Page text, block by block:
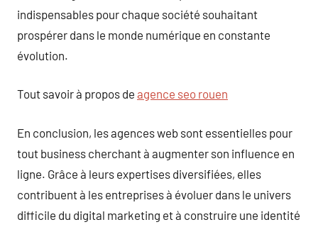
indispensables pour chaque société souhaitant
prospérer dans le monde numérique en constante
évolution.
Tout savoir à propos de agence seo rouen
En conclusion, les agences web sont essentielles pour
tout business cherchant à augmenter son influence en
ligne. Grâce à leurs expertises diversifiées, elles
contribuent à les entreprises à évoluer dans le univers
difficile du digital marketing et à construire une identité